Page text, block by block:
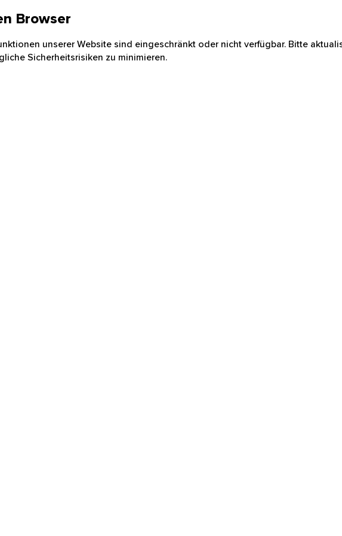
Browser
unserer Website sind eingeschränkt oder nicht verfügbar. Bitte
Sicherheitsrisiken zu minimieren.